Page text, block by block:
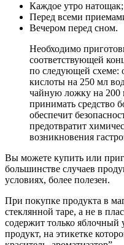
Каждое утро натощак;
Перед всеми
Вечером перед сном.
Необходимо
соответствующей
по следующей схеме:
кислоты на 250 мл
чайную ложку на 200
принимать средство
обеспечит
предотвратит
возникновения
Вы можете купить или
большинстве случаев
условиях, более полезен.
При покупке продукта в
стеклянной таре, а не в
содержит только яблочный
продукт, на этикетке